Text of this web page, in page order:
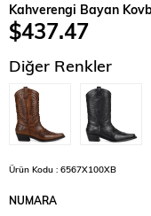
Kahverengi Bayan
$437.47
Diğer Renkler
Ürün Kodu : 6567X100XB
NUMARA